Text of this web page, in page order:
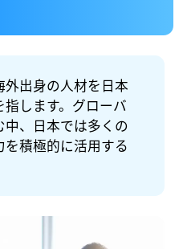
出身の人材を日本
します。グローバ
、日本では多くの
積極的に活用する